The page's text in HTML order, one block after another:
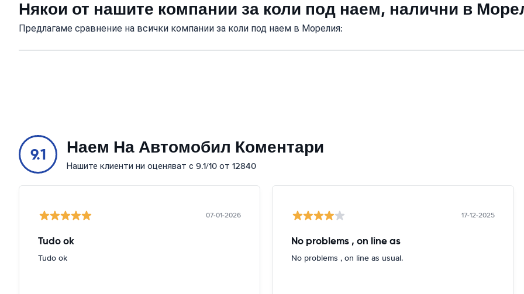
Някои от нашите компании за коли под наем, налични в
Предлагаме сравнение на всички компании за коли под наем в Морелия:
9.1 Наем На Автомобил Коментари
Нашите клиенти ни оценяват с 9.1/10 от 12840
07-01-2026
Tudo ok
Tudo ok
17-12-2025
No problems , on line as
No problems , on line as usual.